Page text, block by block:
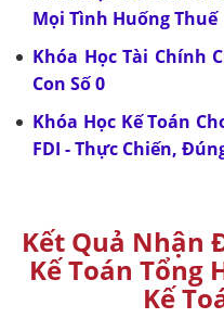
Mọi Tình Huống Thuế
Khóa Học Tài Chính
Con Số 0
Khóa Học Kế Toán
FDI - Thực Chiến,
Kết Quả Nhận
Kế Toán Tổng
Kế